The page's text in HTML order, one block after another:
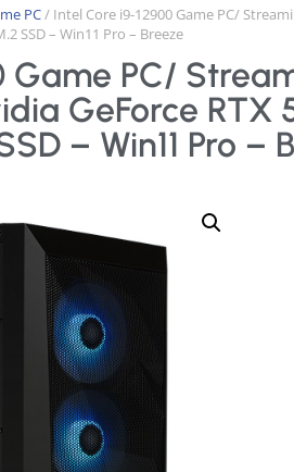
PC/ Intel Core i9-12900 Game PC/
SSD – Win11 Pro – Breeze
Game PC/
GeForce RTX
– Win11 Pro –